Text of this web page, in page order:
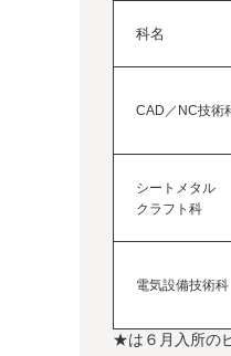
科名
CAD／NC技術
シートメタル
クラフト科
電気設備技術科
★は６月入所の